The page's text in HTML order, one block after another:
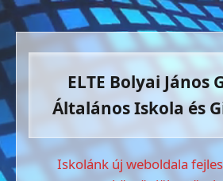
ELTE Bolyai János
Általános Iskola és
Iskolánk új weboldala